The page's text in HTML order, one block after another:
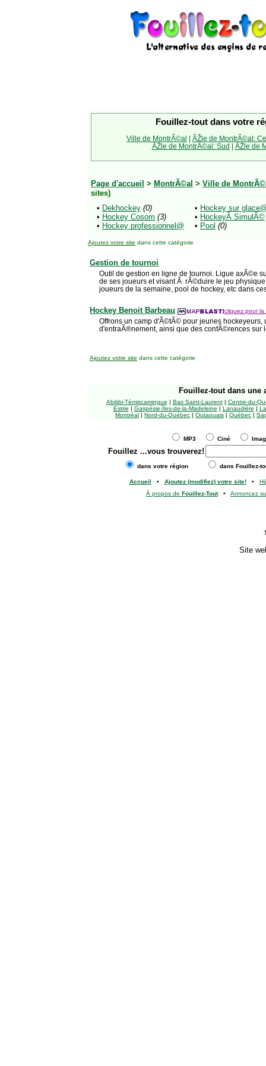
Fouillez-tout dans votre
Ville de MontrÃ©al | ÃŽle de MontrÃ©al:
ÃŽle de MontrÃ©al: Sud | ÃŽle de
Page d'accueil > MontrÃ©al > Ville de
sites)
• Dekhockey (0)
• Hockey Cosom (3)
• Hockey professionnel@
• Hockey sur
• HockeyÂ SimulÃ©
• Pool (0)
Ajoutez votre site dans cette catégorie
Gestion de tournoi
Outil de gestion en ligne de tournoi. Ligue axÃ©e
de ses joueurs et visant Ã rÃ©duire le jeu
joueurs de la semaine, pool de hockey, etc dans
Hockey Benoit Barbeau cliquez pour la
Offrons un camp d'Ã©tÃ© pour jeunes hockeyeurs,
d'entraÃ®nement, ainsi que des confÃ©rences sur
Ajoutez votre site dans cette catégorie
Fouillez-tout dans une
Abitibi-Témiscamingue | Bas Saint-Laurent| Centre-du-
Estrie | Gaspésie-Îles-de-la-Madeleine | Lanaudière |
Montréal | Nord-du-Québec | Outaouais | Québec |
MP3 Ciné
Fouillez ...vous trouverez!
dans votre région dans Fouillez-
Accueil • Ajoutez (modifiez) votre site!•
À propos de Fouillez-Tout• Annoncez
Site